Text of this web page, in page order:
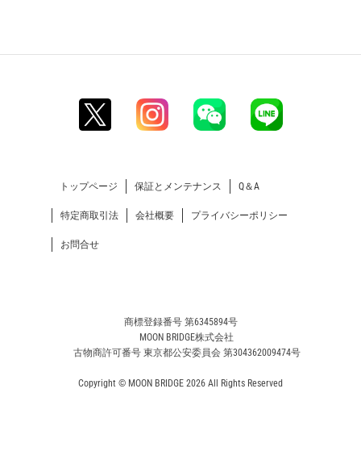
トップページ 保証とメンテナンス Q＆A
特定商取引法 会社概要 プライバシーポリシー
お問合せ
商標登録番号 第6345894号
MOON BRIDGE株式会社
古物商許可番号 東京都公安委員会 第304362009474号
Copyright © MOON BRIDGE 2026 All Rights Reserved